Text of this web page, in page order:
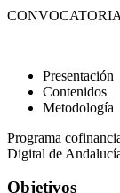
Presentación
Contenidos
Metodología
Programa
Digital de
Objetivos